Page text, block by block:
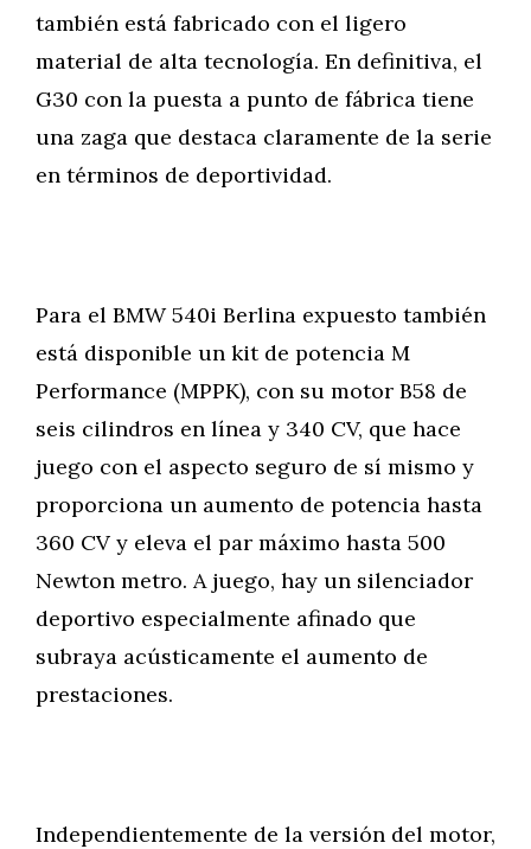
también está fabricado con el ligero
material de alta tecnología. En definitiva, el
G30 con la puesta a punto de fábrica tiene
una zaga que destaca claramente de la serie
en términos de deportividad.
Para el BMW 540i Berlina expuesto también
está disponible un kit de potencia M
Performance (MPPK), con su motor B58 de
seis cilindros en línea y 340 CV, que hace
juego con el aspecto seguro de sí mismo y
proporciona un aumento de potencia hasta
360 CV y eleva el par máximo hasta 500
Newton metro. A juego, hay un silenciador
deportivo especialmente afinado que
subraya acústicamente el aumento de
prestaciones.
Independientemente de la versión del motor,